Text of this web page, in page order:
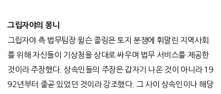
그립자야의 몽니
그립자야 측 법무팀장 윌슨 콜링은 토지 분쟁에 휘말린 지역사회
를 위해 자신들이 기상청을 상대로 싸우며 법무 서비스를 제공한
것이라 주장했다.상속인들의 주장은 갑자기 나온 것이 아니라19
92년부터 줄곧 있었던 것이라 강조했다.
그 사이 상속인이나 해당